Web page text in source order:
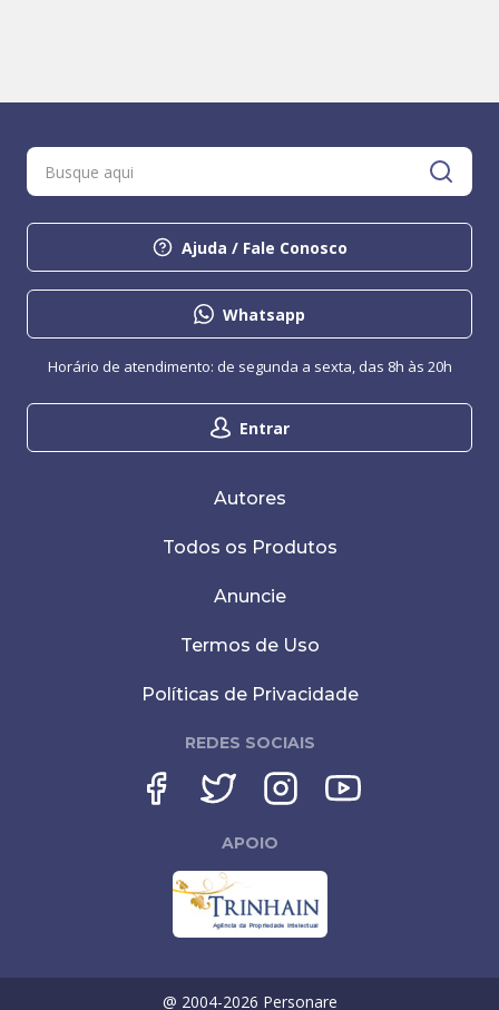
Ajuda / Fale Conosco
Whatsapp
Entrar
Horário de atendimento: de segunda a sexta, das 8h às 20h
Autores
Todos os Produtos
Anuncie
Termos de Uso
Políticas de Privacidade
REDES SOCIAIS
APOIO
@ 2004-2026 Personare